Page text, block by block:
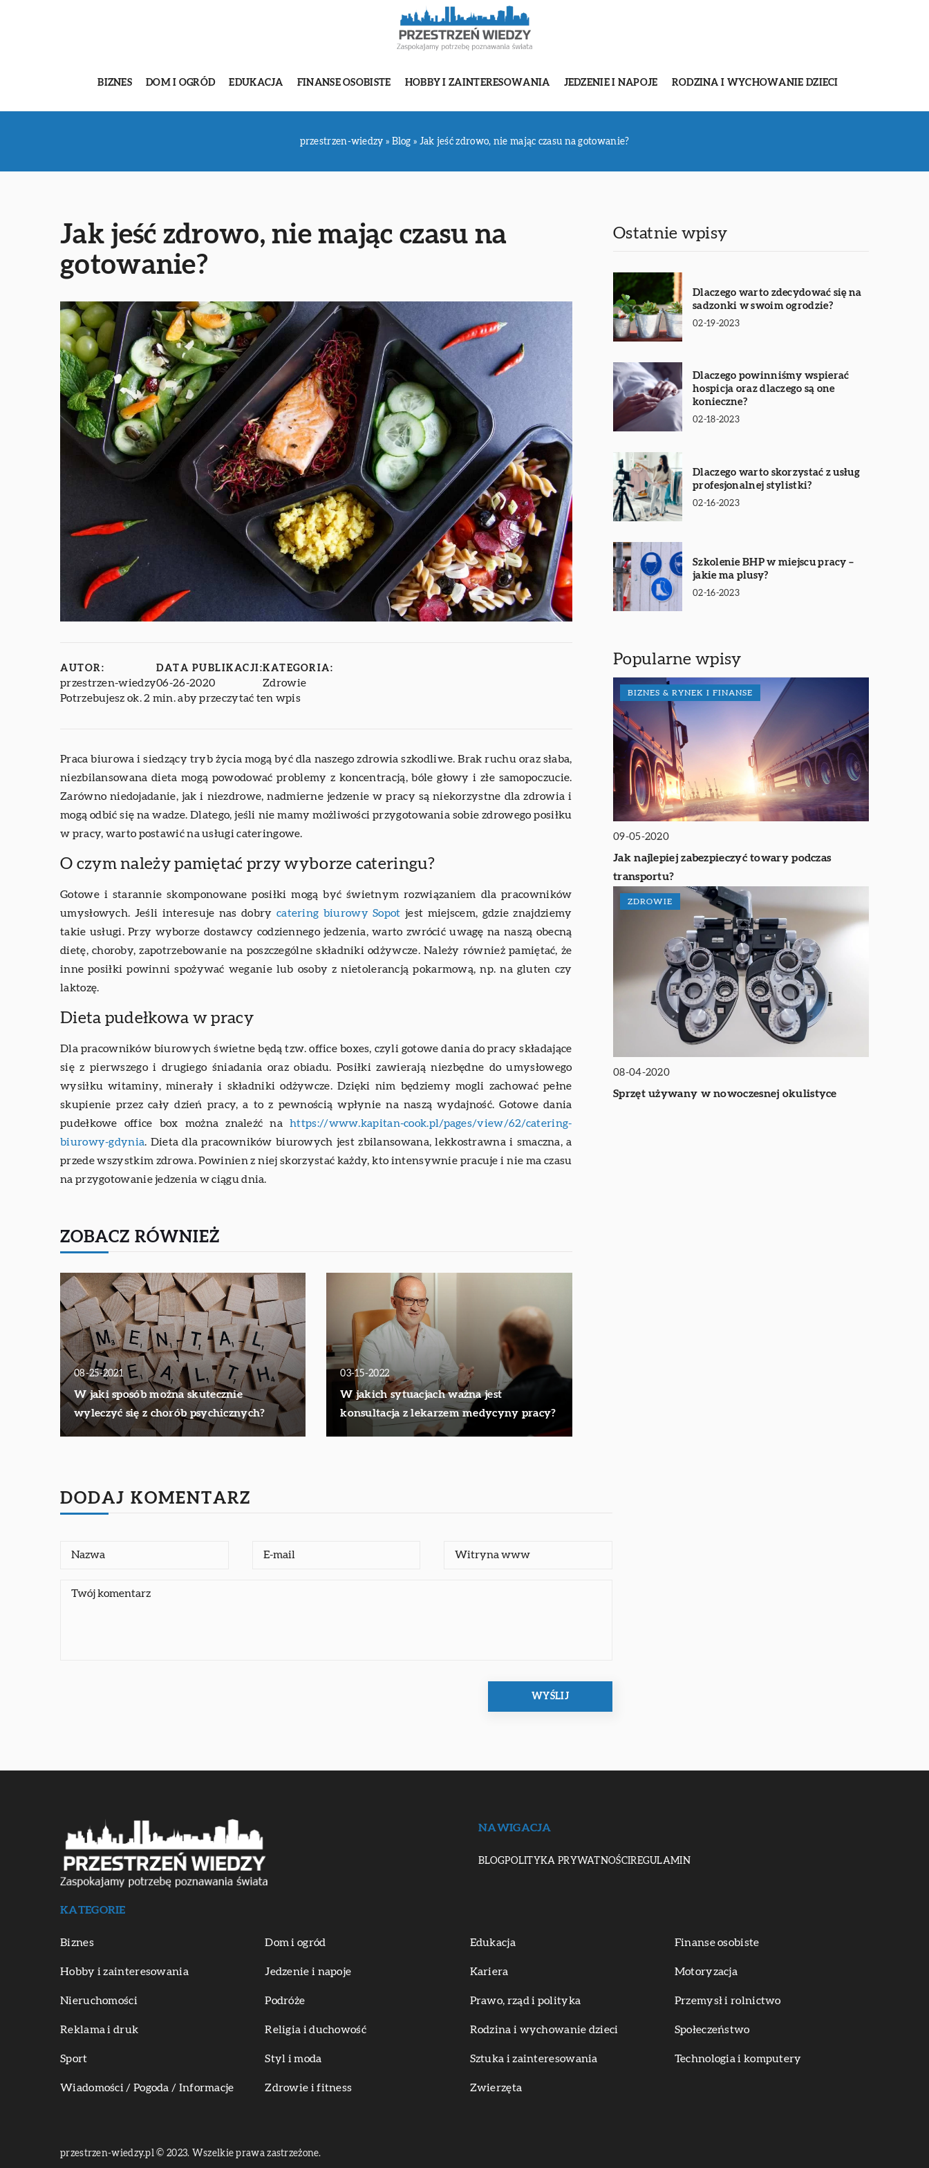
BIZNES DOM I OGRÓD EDUKACJA FINANSE OSOBISTE HOBBY I ZAINTERESOWANIA JEDZENIE I NAPOJE RODZINA I WYCHOWANIE DZIECI
przestrzen-wiedzy » Blog » Jak jeść zdrowo, nie mając czasu na gotowanie?
Jak jeść zdrowo, nie mając czasu na
gotowanie?
AUTOR:
przestrzen-wiedzy
DATA PUBLIKACJI:
06-26-2020
KATEGORIA:
Zdrowie
Potrzebujesz ok. 2 min. aby przeczytać ten wpis
Praca biurowa i siedzący tryb życia mogą być dla naszego zdrowia szkodliwe. Brak ruchu oraz słaba,
niezbilansowana dieta mogą powodować problemy z koncentracją, bóle głowy i złe samopoczucie.
Zarówno niedojadanie, jak i niezdrowe, nadmierne jedzenie w pracy są niekorzystne dla zdrowia i
mogą odbić się na wadze. Dlatego, jeśli nie mamy możliwości przygotowania sobie zdrowego posiłku
w pracy, warto postawić na usługi cateringowe.
O czym należy pamiętać przy wyborze cateringu?
Gotowe i starannie skomponowane posiłki mogą być świetnym rozwiązaniem dla pracowników
umysłowych. Jeśli interesuje nas dobry catering biurowy Sopot jest miejscem, gdzie znajdziemy
takie usługi. Przy wyborze dostawcy codziennego jedzenia, warto zwrócić uwagę na naszą obecną
dietę, choroby, zapotrzebowanie na poszczególne składniki odżywcze. Należy również pamiętać, że
inne posiłki powinni spożywać weganie lub osoby z nietolerancją pokarmową, np. na gluten czy
laktozę.
Dieta pudełkowa w pracy
Dla pracowników biurowych świetne będą tzw. office boxes, czyli gotowe dania do pracy składające
się z pierwszego i drugiego śniadania oraz obiadu. Posiłki zawierają niezbędne do umysłowego
wysiłku witaminy, minerały i składniki odżywcze. Dzięki nim będziemy mogli zachować pełne
skupienie przez cały dzień pracy, a to z pewnością wpłynie na naszą wydajność. Gotowe dania
pudełkowe office box można znaleźć nahttps://www.kapitan-cook.pl/pages/view/62/catering-
biurowy-gdynia. Dieta dla pracowników biurowych jest zbilansowana, lekkostrawna i smaczna, a
przede wszystkim zdrowa. Powinien z niej skorzystać każdy, kto intensywnie pracuje i nie ma czasu
na przygotowanie jedzenia w ciągu dnia.
ZOBACZ RÓWNIEŻ
08-25-2021
W jaki sposób można skutecznie
wyleczyć się z chorób psychicznych?
03-15-2022
W jakich sytuacjach ważna jest
konsultacja z lekarzem medycyny pracy?
Ostatnie wpisy
Dlaczego warto zdecydować się na
sadzonki w swoim ogrodzie?
02-19-2023
Dlaczego powinniśmy wspierać
hospicja oraz dlaczego są one
konieczne?
02-18-2023
Dlaczego warto skorzystać z usług
profesjonalnej stylistki?
02-16-2023
Szkolenie BHP w miejscu pracy –
jakie ma plusy?
02-16-2023
Popularne wpisy
BIZNES & RYNEK I FINANSE
09-05-2020
Jak najlepiej zabezpieczyć towary podczas
transportu?
ZDROWIE
08-04-2020
Sprzęt używany w nowoczesnej okulistyce
DODAJ KOMENTARZ
NAWIGACJA
BLOG POLITYKA PRYWATNOŚCI REGULAMIN
KATEGORIE
Biznes Dom i ogród Edukacja Finanse osobiste
Hobby i zainteresowania Jedzenie i napoje Kariera Motoryzacja
Nieruchomości Podróże Prawo, rząd i polityka Przemysł i rolnictwo
Reklama i druk Religia i duchowość Rodzina i wychowanie dzieci Społeczeństwo
Sport Styl i moda Sztuka i zainteresowania Technologia i komputery
Wiadomości / Pogoda / Informacje Zdrowie i fitness Zwierzęta
przestrzen-wiedzy.pl © 2023. Wszelkie prawa zastrzeżone.